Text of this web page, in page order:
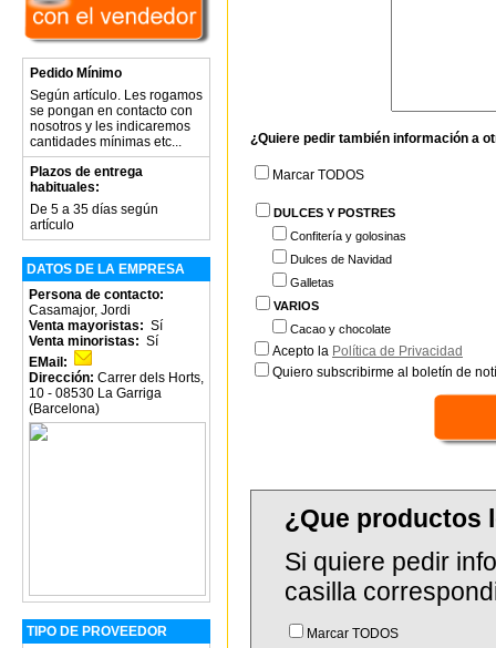
Pedido Mínimo
Según artículo. Les rogamos
se pongan en contacto con
nosotros y les indicaremos
cantidades mínimas etc...
Plazos de entrega
habituales:
De 5 a 35 días según
artículo
DATOS DE LA EMPRESA
Persona de contacto:
Casamajor, Jordi
Venta mayoristas: Sí
Venta minoristas: Sí
EMail:
Dirección: Carrer dels Horts,
10 - 08530 La Garriga
(Barcelona)
TIPO DE PROVEEDOR
¿Quiere pedir también información a
Marcar TODOS
DULCES Y POSTRES
Confitería y golosinas
Dulces de Navidad
Galletas
VARIOS
Cacao y chocolate
Acepto la Política de Privacidad
Quiero subscribirme al boletín de
¿Que productos
Si quiere pedir
casilla
Marcar TODOS